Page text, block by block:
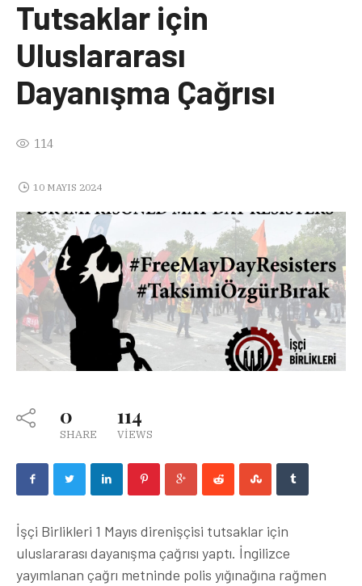
Tutsaklar için
Uluslararası
Dayanışma Çağrısı
114
10 MAYIS 2024
0
SHARE
114
VIEWS
İşçi Birlikleri 1 Mayıs direnişçisi tutsaklar için
uluslararası dayanışma çağrısı yaptı. İngilizce
yayımlanan çağrı metninde polis yığınağına rağmen